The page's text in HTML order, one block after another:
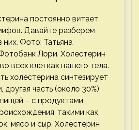
постоянно витает
Давайте разберем
них. Фото: Татьяна
Лори. Холестерин
всех клетках нашего тела.
холестерина синтезирует
другая часть (около 30%)
– с продуктами
такими как
мясо и сыр. Холестерин